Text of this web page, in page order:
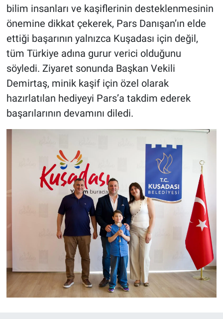
bilim insanları ve kaşiflerinin desteklenmesinin
önemine dikkat çekerek, Pars Danışan’ın elde
ettiği başarının yalnızca Kuşadası için değil,
tüm Türkiye adına gurur verici olduğunu
söyledi. Ziyaret sonunda Başkan Vekili
Demirtaş, minik kaşif için özel olarak
hazırlatılan hediyeyi Pars’a takdim ederek
başarılarının devamını diledi.